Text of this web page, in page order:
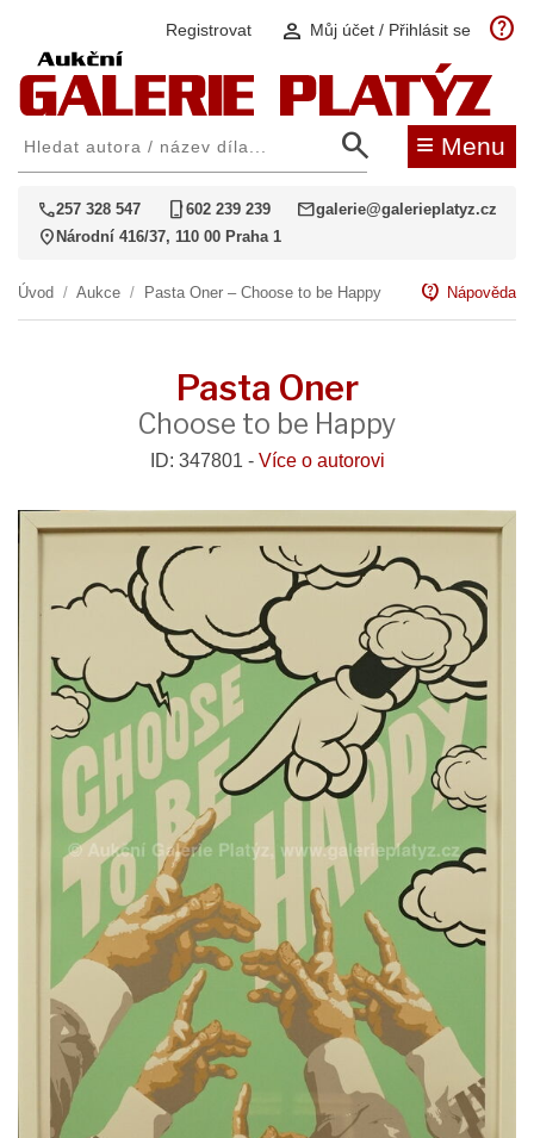
Registrovat person Můj účet / Přihlásit se help
search ≡ Menu
call257 328 547 phone_iphone602 239 239 mailgalerie@galerieplatyz.cz
location_on Národní 416/37, 110 00 Praha 1
Úvod / Aukce / Pasta Oner – Choose to be Happy contact_support Nápověda
Pasta Oner
Choose to be Happy
ID: 347801 - Více o autorovi